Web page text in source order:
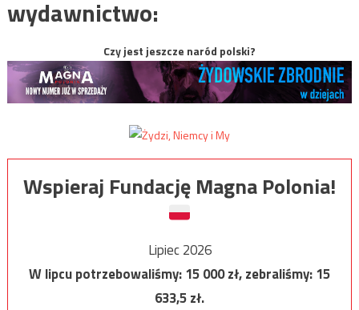
wydawnictwo:
Czy jest jeszcze naród polski?
Wspieraj Fundację Magna Polonia!
Lipiec 2026
W lipcu potrzebowaliśmy:15 000zł, zebraliśmy:15
633,5zł.